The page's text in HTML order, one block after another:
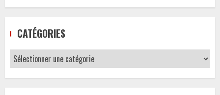
CATÉGORIES
Catégories